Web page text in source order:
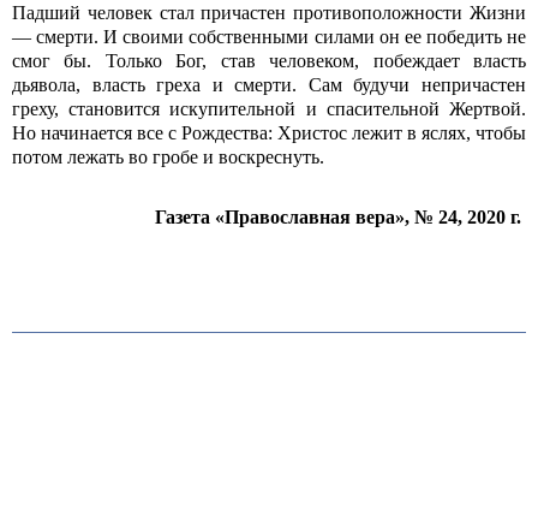
Падший человек стал причастен противоположности Жизни
— смерти. И своими собственными силами он ее победить не
смог бы. Только Бог, став человеком, побеждает власть
дьявола, власть греха и смерти. Сам будучи непричастен
греху, становится искупительной и спасительной Жертвой.
Но начинается все с Рождества: Христос лежит в яслях, чтобы
потом лежать во гробе и воскреснуть.
Газета «Православная вера», № 24, 2020 г.